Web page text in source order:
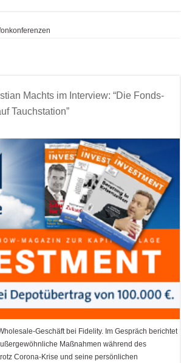
Machts im Interview: “Die Fonds-
Tauchstation”
Geschäft bei Fidelity. Im Gespräch berichtet
Maßnahmen während des
Corona-Krise und seine persönlichen